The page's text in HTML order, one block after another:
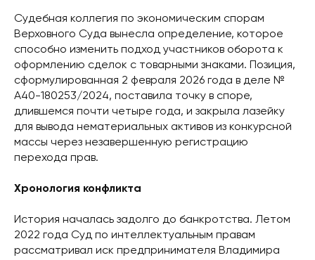
Судебная коллегия по экономическим спорам
Верховного Суда вынесла определение, которое
способно изменить подход участников оборота к
оформлению сделок с товарными знаками. Позиция,
сформулированная 2 февраля 2026 года в деле №
А40-180253/2024, поставила точку в споре,
длившемся почти четыре года, и закрыла лазейку
для вывода нематериальных активов из конкурсной
массы через незавершенную регистрацию
перехода прав.
Хронология конфликта
История началась задолго до банкротства. Летом
2022 года Суд по интеллектуальным правам
рассматривал иск предпринимателя Владимира